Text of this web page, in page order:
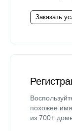
Заказать
похожее
из 700+